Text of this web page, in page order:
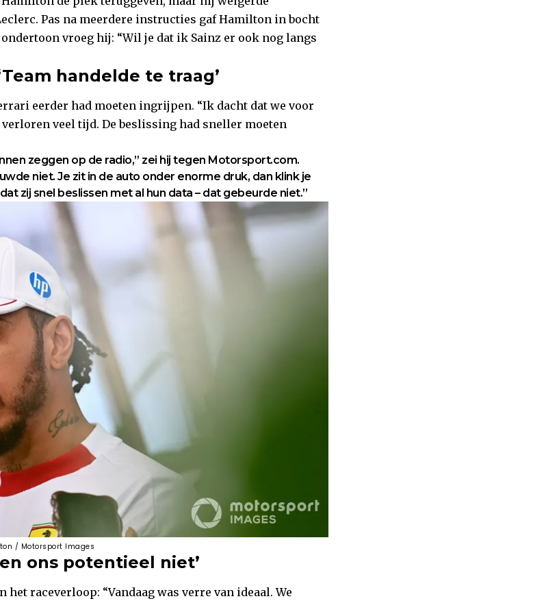
Pas na meerdere instructies gaf Hamilton in bocht
ondertoon vroeg hij: “Wil je dat ik Sainz er ook nog langs
handelde te traag’
eerder had moeten ingrijpen. “Ik dacht dat we voor
veel tijd. De beslissing had sneller moeten
zeggen op de radio,” zei hij tegen Motorsport.com.
niet. Je zit in de auto onder enorme druk, dan klink je
zij snel beslissen met al hun data – dat gebeurde niet.”
/ Motorsport Images
ons potentieel niet’
raceverloop: “Vandaag was verre van ideaal. We